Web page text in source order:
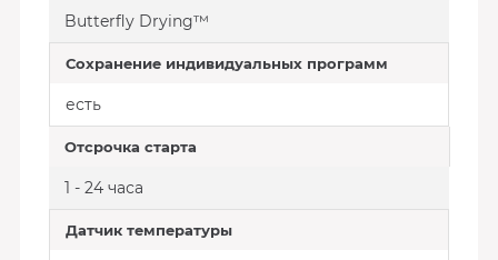
Butterfly Drying™
Сохранение индивидуальных программ
есть
Отсрочка старта
1 - 24 часа
Датчик температуры